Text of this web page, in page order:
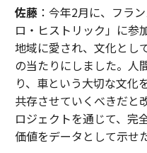
佐藤：今年2月に、フラ
ロ・ヒストリック」に参
地域に愛され、文化とし
の当たりにしました。人
り、車という大切な文化
共存させていくべきだと
ロジェクトを通じて、完
価値をデータとして示せ